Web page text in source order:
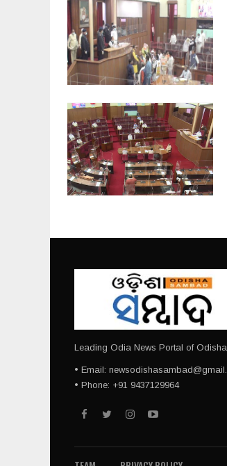
Leading Odia News Portal of Odisha.
• Email:
• Phone: +91 9437129964